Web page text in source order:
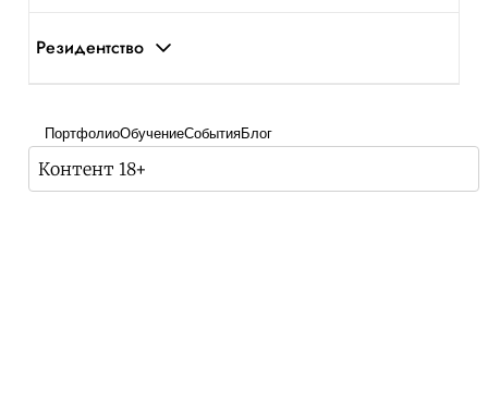
Резидентство
ПортфолиоОбучениеСобытияБлог
Контент 18+